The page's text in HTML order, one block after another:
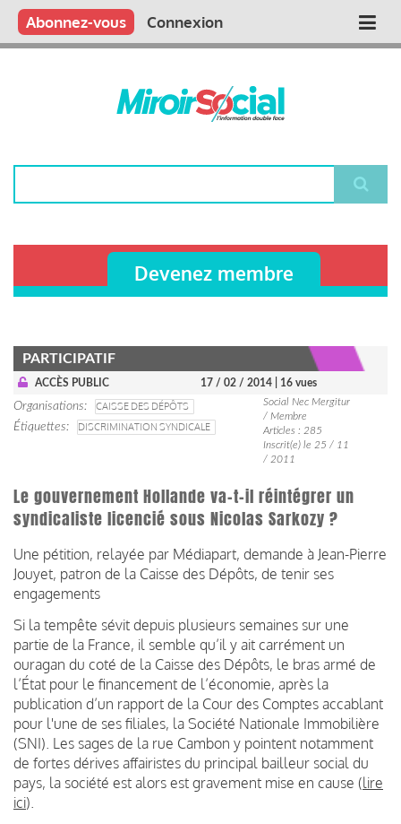
Aller
contenu
Main
Qui sommes nous ?
Vous publiez
Nous publions
Contactez-nous
Abonnez-vous Connexion
Devenez membre
PARTICIPATIF
ACCÈS PUBLIC 17 / 02 / 2014 | 16 vues
Organisations
CAISSE DES DÉPÔTS
Étiquettes
DISCRIMINATION SYNDICALE
Social Nec Mergitur
/ Membre
Articles : 285
Inscrit(e) le 25 / 11
/ 2011
Le gouvernement Hollande va-t-il réintégrer un
syndicaliste licencié sous Nicolas Sarkozy ?
Une pétition, relayée par Médiapart, demande à Jean-Pierre
Jouyet, patron de la Caisse des Dépôts, de tenir ses
engagements
Si la tempête sévit depuis plusieurs semaines sur une
partie de la France, il semble qu’il y ait carrément un
ouragan du coté de la Caisse des Dépôts, le bras armé de
l’État pour le financement de l’économie, après la
publication d’un rapport de la Cour des Comptes accablant
pour l'une de ses filiales, la Société Nationale Immobilière
(SNI). Les sages de la rue Cambon y pointent notamment
de fortes dérives affairistes du principal bailleur social du
pays, la société est alors est gravement mise en cause (lire
ici).